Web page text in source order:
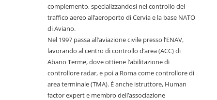
complemento, specializzandosi nel controllo del
traffico aereo all’aeroporto di Cervia e la base NATO
di Aviano.
Nel 1997 passa all’aviazione civile presso l’ENAV,
lavorando al centro di controllo d’area (ACC) di
Abano Terme, dove ottiene l’abilitazione di
controllore radar, e poi a Roma come controllore di
area terminale (TMA). È anche istruttore, Human
factor experte membro dell’associazione